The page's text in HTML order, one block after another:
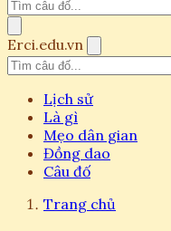
Erci.edu.vn
Lịch sử
Là gì
Mẹo dân gian
Đồng dao
Câu đố
Trang chủ